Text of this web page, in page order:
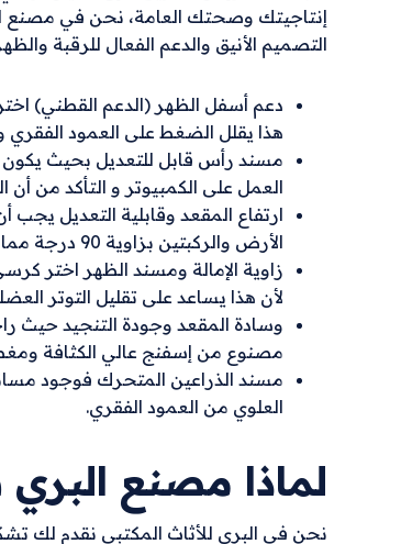
إنتاجيتك وصحتك العامة، نحن في مصنع
التصميم الأنيق والدعم الفعال للرقبة
دعم أسفل الظهر (الدعم القطني)
هذا يقلل الضغط على العمود
مسند رأس قابل للتعديل بحيث
العمل على الكمبيوتر و التأكد من
ارتفاع المقعد وقابلية التعديل
الأرض والركبتين بزاوية 90 درجة مما يخفف الضغط عن أسفل الظهر.
لأن هذا يساعد على تقليل التوتر
وسادة المقعد وجودة التنجيد حيث
مصنوع من إسفنج عالي الكثافة
مسند الذراعين المتحرك فوجود
العلوي من العمود الفقري.
لماذا مصنع
نحن في البري للأثاث المكتبي نقدم لك